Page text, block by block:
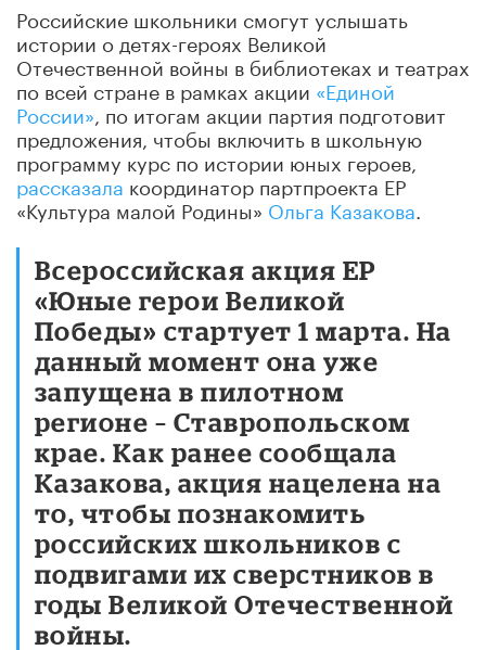
Российские школьники смогут услышать
истории о детях-героях Великой
Отечественной войны в библиотеках и театрах
по всей стране в рамках акции «Единой
России» , по итогам акции партия подготовит
предложения, чтобы включить в школьную
программу курс по истории юных героев,
рассказала координатор партпроекта ЕР
«Культура малой Родины» Ольга Казакова
Всероссийская акция ЕР
«Юные герои Великой
Победы» стартует 1 марта. На
данный момент она уже
запущена в пилотном
регионе – Ставропольском
крае. Как ранее сообщала
Казакова, акция нацелена на
то, чтобы познакомить
российских школьников с
подвигами их сверстников в
годы Великой Отечественной
войны.